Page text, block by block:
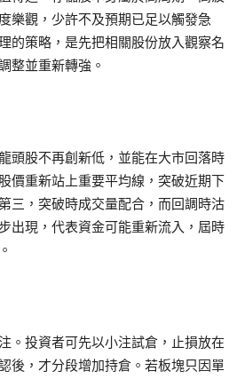
樂觀，少許不及預期已足以觸發急
的策略，是先把相關股份放入觀察名
整並重新轉強。
頭股不再創新低，並能在大市回落時
價重新站上重要平均線，突破近期下
三，突破時成交量配合，而回調時沽
出現，代表資金可能重新流入，屆時
。投資者可先以小注試倉，止損放在
後，才分段增加持倉。若板塊只因單